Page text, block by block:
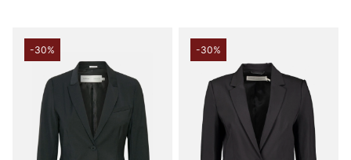
-30% -30%